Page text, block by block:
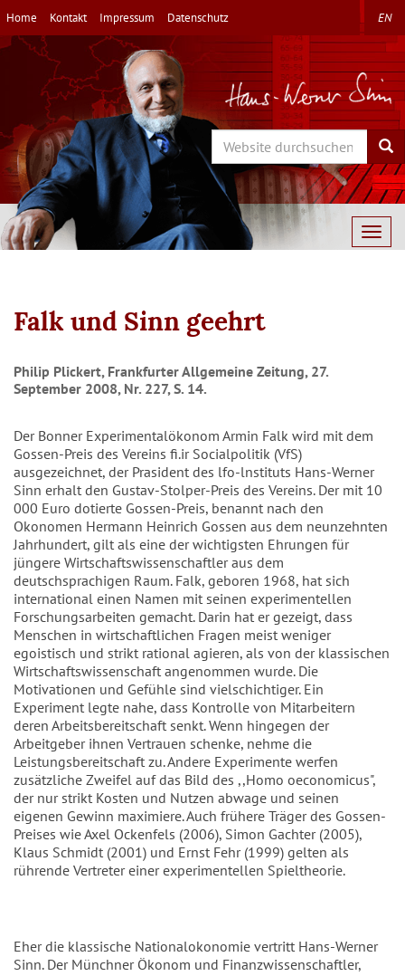
Direkt
zum
Inhalt
Home Kontakt Impressum Datenschutz EN
Search
Falk und Sinn geehrt
Philip Plickert, Frankfurter Allgemeine Zeitung, 27.
September 2008, Nr. 227, S. 14.
Der Bonner Experimentalökonom Armin Falk wird mit dem
Gossen-Preis des Vereins fi.ir Socialpolitik (VfS)
ausgezeichnet, der Prasident des lfo-lnstituts Hans-Werner
Sinn erhalt den Gustav-Stolper-Preis des Vereins. Der mit 10
000 Euro dotierte Gossen-Preis, benannt nach den
Okonomen Hermann Heinrich Gossen aus dem neunzehnten
Jahrhundert, gilt als eine der wichtigsten Ehrungen für
jüngere Wirtschaftswissenschaftler aus dem
deutschsprachigen Raum. Falk, geboren 1968, hat sich
international einen Namen mit seinen experimentellen
Forschungsarbeiten gemacht. Darin hat er gezeigt, dass
Menschen in wirtschaftlichen Fragen meist weniger
egoistisch und strikt rational agieren, als von der klassischen
Wirtschaftswissenschaft angenommen wurde. Die
Motivationen und Gefühle sind vielschichtiger. Ein
Experiment legte nahe, dass Kontrolle von Mitarbeitern
deren Arbeitsbereitschaft senkt. Wenn hingegen der
Arbeitgeber ihnen Vertrauen schenke, nehme die
Leistungsbereitschaft zu. Andere Experimente werfen
zusätzliche Zweifel auf das Bild des ,,Homo oeconomicus",
der nur strikt Kosten und Nutzen abwage und seinen
eigenen Gewinn maximiere. Auch frühere Träger des Gossen-
Preises wie Axel Ockenfels (2006), Simon Gachter (2005),
Klaus Schmidt (2001) und Ernst Fehr (1999) gelten als
rührende Vertreter einer experimentellen Spieltheorie.
Eher die klassische Nationalokonomie vertritt Hans-Werner
Sinn. Der Münchner Ökonom und Finanzwissenschaftler,